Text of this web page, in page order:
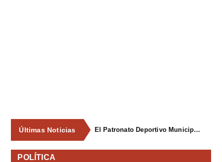
Últimas Noticias El Patronato Deportivo Municipal renueva el equipamiento de los gimnasios municipales
POLÍTICA